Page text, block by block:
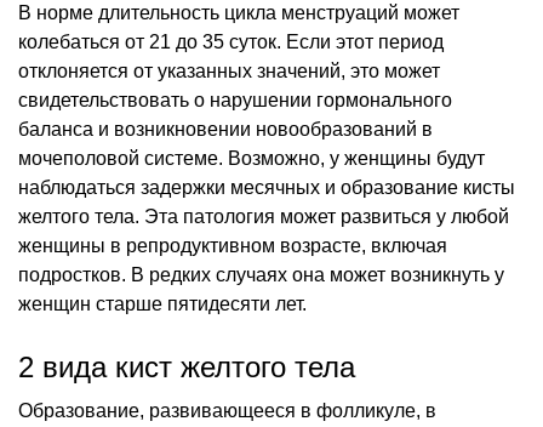
В норме длительность цикла менструаций может
колебаться от 21 до 35 суток. Если этот период
отклоняется от указанных значений, это может
свидетельствовать о нарушении гормонального
баланса и возникновении новообразований в
мочеполовой системе. Возможно, у женщины будут
наблюдаться задержки месячных и образование кисты
желтого тела. Эта патология может развиться у любой
женщины в репродуктивном возрасте, включая
подростков. В редких случаях она может возникнуть у
женщин старше пятидесяти лет.
2 вида кист желтого тела
Образование, развивающееся в фолликуле, в